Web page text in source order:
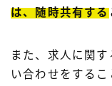
は、随時共有する
また、求人に関
い合わせをする